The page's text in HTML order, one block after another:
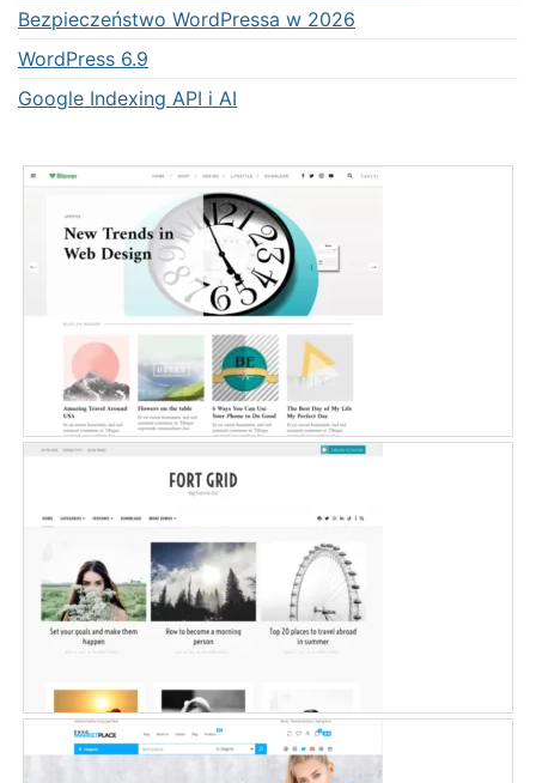
Bezpieczeństwo WordPressa w 2026
WordPress 6.9
Google Indexing API i AI